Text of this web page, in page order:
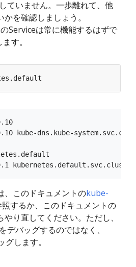
ていません。一歩離れて、他
を確認しましょう。
Serviceは常に機能するはずで
す。
kube-dns.kube-
、このドキュメントのkube-
するか、このドキュメントの
り直してください。ただし、
デバッグするのではなく、
します。